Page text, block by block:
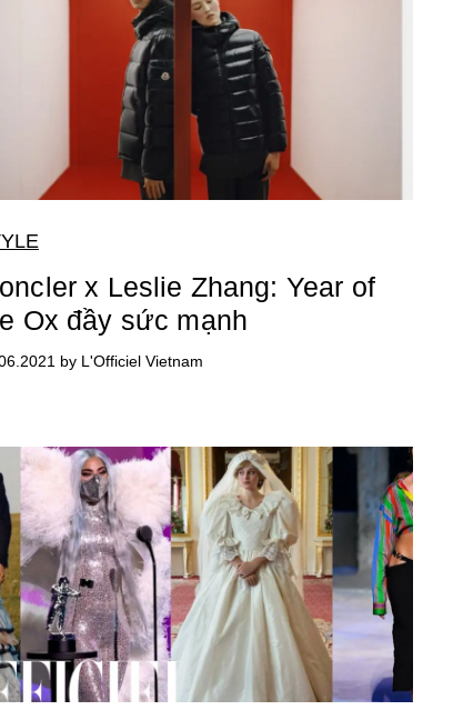
x Leslie Zhang: Year of
Ox đầy sức mạnh
by L'Officiel Vietnam